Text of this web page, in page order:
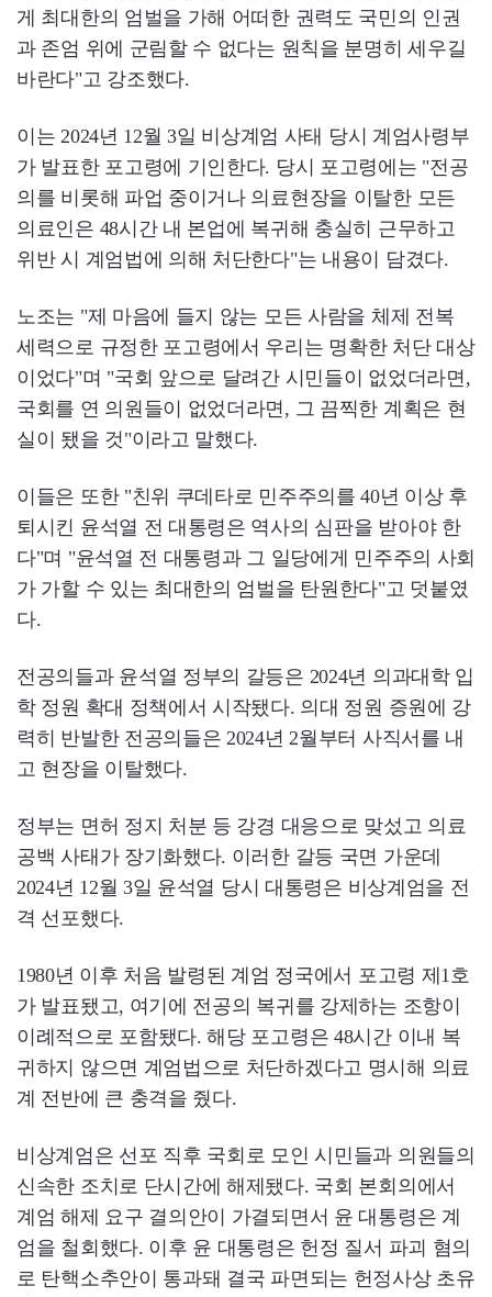
게 최대한의 엄벌을 가해 어떠한 권력도 국민의 인권
과 존엄 위에 군림할 수 없다는 원칙을 분명히 세우길
바란다"고 강조했다.
이는 2024년 12월 3일 비상계엄 사태 당시 계엄사령부
가 발표한 포고령에 기인한다. 당시 포고령에는 "전공
의를 비롯해 파업 중이거나 의료현장을 이탈한 모든
의료인은 48시간 내 본업에 복귀해 충실히 근무하고
위반 시 계엄법에 의해 처단한다"는 내용이 담겼다.
노조는 "제 마음에 들지 않는 모든 사람을 체제 전복
세력으로 규정한 포고령에서 우리는 명확한 처단 대상
이었다"며 "국회 앞으로 달려간 시민들이 없었더라면,
국회를 연 의원들이 없었더라면, 그 끔찍한 계획은 현
실이 됐을 것"이라고 말했다.
이들은 또한 "친위 쿠데타로 민주주의를 40년 이상 후
퇴시킨 윤석열 전 대통령은 역사의 심판을 받아야 한
다"며 "윤석열 전 대통령과 그 일당에게 민주주의 사회
가 가할 수 있는 최대한의 엄벌을 탄원한다"고 덧붙였
다.
전공의들과 윤석열 정부의 갈등은 2024년 의과대학 입
학 정원 확대 정책에서 시작됐다. 의대 정원 증원에 강
력히 반발한 전공의들은 2024년 2월부터 사직서를 내
고 현장을 이탈했다.
정부는 면허 정지 처분 등 강경 대응으로 맞섰고 의료
공백 사태가 장기화했다. 이러한 갈등 국면 가운데
2024년 12월 3일 윤석열 당시 대통령은 비상계엄을 전
격 선포했다.
1980년 이후 처음 발령된 계엄 정국에서 포고령 제1호
가 발표됐고, 여기에 전공의 복귀를 강제하는 조항이
이례적으로 포함됐다. 해당 포고령은 48시간 이내 복
귀하지 않으면 계엄법으로 처단하겠다고 명시해 의료
계 전반에 큰 충격을 줬다.
비상계엄은 선포 직후 국회로 모인 시민들과 의원들의
신속한 조치로 단시간에 해제됐다. 국회 본회의에서
계엄 해제 요구 결의안이 가결되면서 윤 대통령은 계
엄을 철회했다. 이후 윤 대통령은 헌정 질서 파괴 혐의
로 탄핵소추안이 통과돼 결국 파면되는 헌정사상 초유